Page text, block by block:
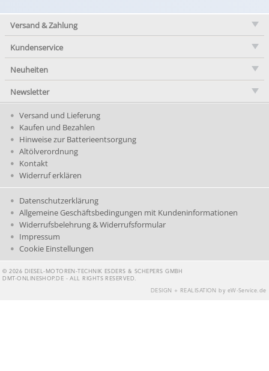
Versand & Zahlung
Kundenservice
Neuheiten
Newsletter
Versand und Lieferung
Kaufen und Bezahlen
Hinweise zur Batterieentsorgung
Altölverordnung
Kontakt
Widerruf erklären
Datenschutzerklärung
Allgemeine Geschäftsbedingungen mit Kundeninformationen
Widerrufsbelehrung & Widerrufsformular
Impressum
Cookie Einstellungen
© 2026 DIESEL-MOTOREN-TECHNIK ESDERS & SCHEPERS GMBH
DMT-ONLINESHOP.DE - ALL RIGHTS RESERVED.
DESIGN + REALISATION by eW-Service.de